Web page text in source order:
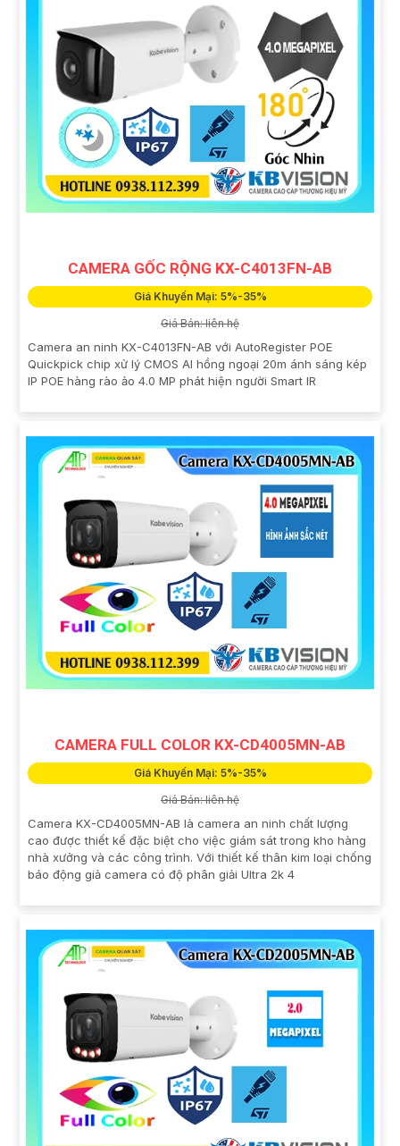
CAMERA GỐC RỘNG KX-C4013FN-AB
Giá Khuyến Mại: 5%-35%
Giá Bán: liên hệ
Camera an ninh KX-C4013FN-AB với AutoRegister POE
Quickpick chip xử lý CMOS AI hồng ngoại 20m ánh sáng kép
IP POE hàng rào ảo 4.0 MP phát hiện người Smart IR
CAMERA FULL COLOR KX-CD4005MN-AB
Giá Khuyến Mại: 5%-35%
Giá Bán: liên hệ
Camera KX-CD4005MN-AB là camera an ninh chất lượng
cao được thiết kế đặc biệt cho việc giám sát trong kho hàng
nhà xưởng và các công trình. Với thiết kế thân kim loại chống
báo động giả camera có độ phân giải Ultra 2k 4